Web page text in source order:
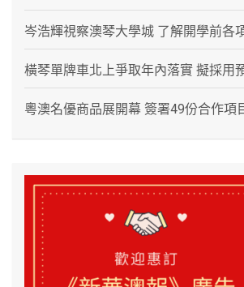
岑浩輝視察澳琴大學城 了解開學前各
橫琴單牌車北上爭取年內落實 擬採用
粵澳名優商品展開幕 簽署49份合作項